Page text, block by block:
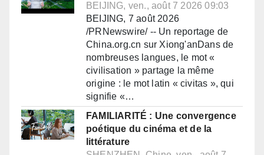
BEIJING, ven., août 7 2026 09:03
BEIJING, 7 août 2026
/PRNewswire/ -- Un reportage de
China.org.cn sur Xiong'anDans de
nombreuses langues, le mot «
civilisation » partage la même
origine : le mot latin « civitas », qui
signifie «…
FAMILIARITÉ : Une convergence
poétique du cinéma et de la
littérature